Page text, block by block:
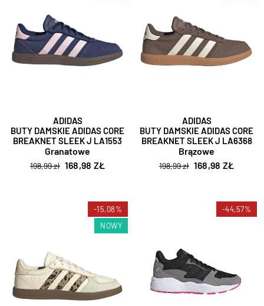
ADIDAS
BUTY DAMSKIE ADIDAS CORE
BREAKNET SLEEK J LA1553
Granatowe
198,99 zł 168,98 ZŁ
ADIDAS
BUTY DAMSKIE ADIDAS CORE
BREAKNET SLEEK J LA6368
Brązowe
198,99 zł 168,98 ZŁ
-15,08%
NOWY
-44,57%